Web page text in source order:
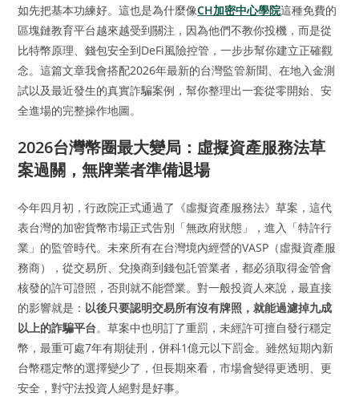
如先把基本功練好。這也是為什麼像CH加密中心學院這種免費的
區塊鏈教育平台越來越受到關注，因為他們不教你投機，而是從
比特幣原理、錢包安全到DeFi風險控管，一步步幫你建立正確觀
念。這篇文章我會搭配2026年最新的台灣監管新聞、在地入金測
試以及最近發生的真實詐騙案例，幫你整理出一套從零開始、安
全進場的完整操作地圖。
2026台灣幣圈最大變局：虛擬資產服務法草
案過關，無牌業者準備退場
今年四月初，行政院正式通過了《虛擬資產服務法》草案，這代
表台灣的加密貨幣市場正式告別「無政府狀態」，進入「特許行
業」的監管時代。未來所有在台灣境內經營的VASP（虛擬資產服
務商），從交易所、兌換商到錢包託管業者，都必須取得金管會
核發的許可證照，否則就不能營業。對一般投資人來說，最直接
的影響就是： 以後只要認明交易所有沒有牌照，就能過濾掉九成
以上的詐騙平台。草案中也明訂了重罰，未經許可擅自發行穩定
幣，最重可處7年有期徒刑，併科1億元以下罰金。雖然短期內新
台幣穩定幣的選擇變少了，但長期來看，市場會變得更透明、更
安全，對守法投資人絕對是好事。